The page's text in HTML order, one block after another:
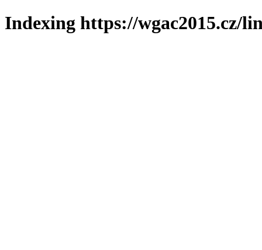
Indexing https://wgac2015.cz/